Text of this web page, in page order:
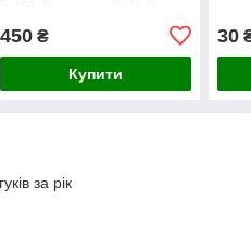
450₴
Купити
30
за рік